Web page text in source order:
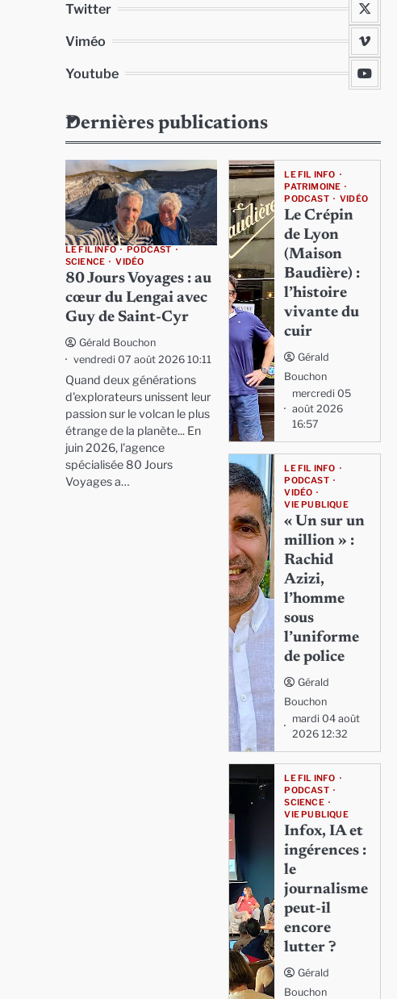
Twitter
Viméo
Youtube
Dernières publications
LE FIL INFO
PODCAST
SCIENCE
VIDÉO
80 Jours Voyages : au
cœur du Lengai avec
Guy de Saint-Cyr
Gérald Bouchon
vendredi 07 août 2026 10:11
Quand deux générations
d'explorateurs unissent leur
passion sur le volcan le plus
étrange de la planète... En
juin 2026, l'agence
spécialisée 80 Jours
Voyages a…
LE FIL INFO
PATRIMOINE
PODCAST
VIDÉO
Le Crépin
de Lyon
(Maison
Baudière) :
l’histoire
vivante du
cuir
Gérald
Bouchon
mercredi 05
août 2026
16:57
LE FIL INFO
PODCAST
VIDÉO
VIE PUBLIQUE
« Un sur un
million » :
Rachid
Azizi,
l’homme
sous
l’uniforme
de police
Gérald
Bouchon
mardi 04 août
2026 12:32
LE FIL INFO
PODCAST
SCIENCE
VIE PUBLIQUE
Infox, IA et
ingérences :
le
journalisme
peut-il
encore
lutter ?
Gérald
Bouchon